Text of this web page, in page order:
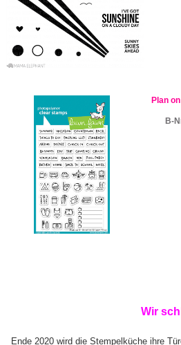
Plan
B-
Wir
Ende 2020 wird die Stempelküche ihre